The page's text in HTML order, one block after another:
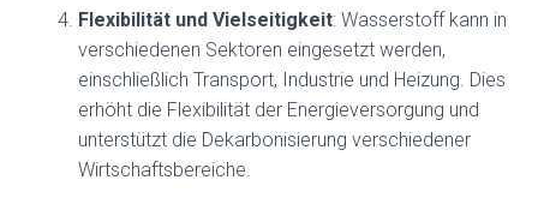
Flexibilität und Vielseitigkeit: Wasserstoff kann in
verschiedenen Sektoren eingesetzt werden,
einschließlich Transport, Industrie und Heizung. Dies
erhöht die Flexibilität der Energieversorgung und
unterstützt die Dekarbonisierung verschiedener
Wirtschaftsbereiche.